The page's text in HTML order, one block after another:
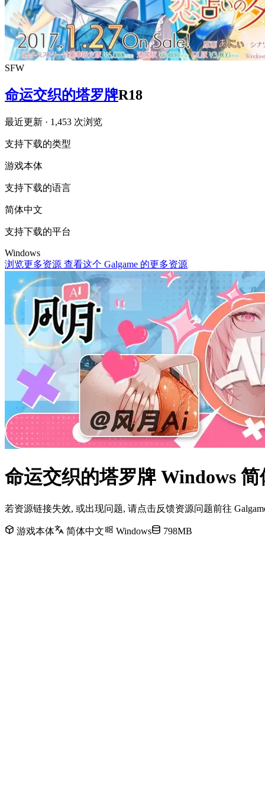
SFW
命运交织的塔罗牌R18
最近更新 · 1,453 次浏览
支持下载的类型
游戏本体
支持下载的语言
简体中文
支持下载的平台
Windows
浏览更多资源 查看这个 Galgame 的更多资源
命运交织的塔罗牌 Windows
若资源链接失效, 或出现问题, 请点击反馈资源问题前往
游戏本体 简体中文 Windows 798MB